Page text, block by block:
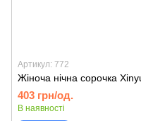
Артикул: 772
Жіноча нічна сорочка
403 грн/од.
В наявності